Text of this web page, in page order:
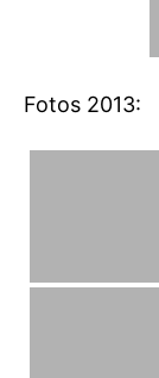
Fotos 2013: